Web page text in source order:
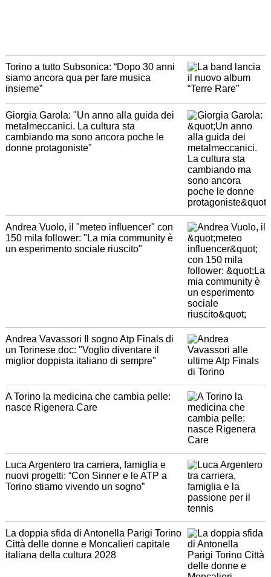
Torino a tutto Subsonica: “Dopo 30 anni
siamo ancora qua per fare musica
insieme”
Giorgia Garola: "Un anno alla guida dei
metalmeccanici. La cultura sta
cambiando ma sono ancora poche le
donne protagoniste"
Andrea Vuolo, il "meteo influencer" con
150 mila follower: "La mia community è
un esperimento sociale riuscito"
Andrea Vavassori Il sogno Atp Finals di
un Torinese doc: "Voglio diventare il
miglior doppista italiano di sempre"
A Torino la medicina che cambia pelle:
nasce Rigenera Care
Luca Argentero tra carriera, famiglia e
nuovi progetti: “Con Sinner e le ATP a
Torino stiamo vivendo un sogno”
La doppia sfida di Antonella Parigi Torino
Città delle donne e Moncalieri capitale
italiana della cultura 2028